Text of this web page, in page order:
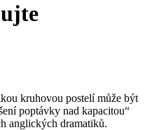
kruhovou postelí může být
poptávky nad kapacitou“
anglických dramatiků.